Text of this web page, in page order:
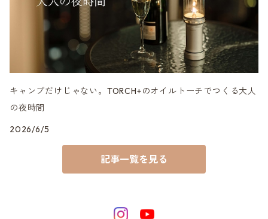
キャンプだけじゃない。TORCH+のオイルトーチでつくる大人
の夜時間
2026/6/5
記事一覧を見る